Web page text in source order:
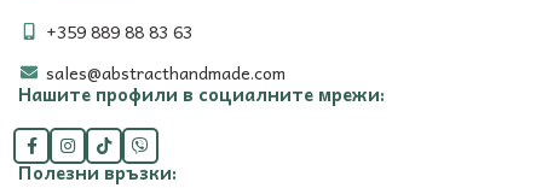
+359 889 88 83 63
sales@abstracthandmade.com
Нашите профили в социалните мрежи:
Полезни връзки: